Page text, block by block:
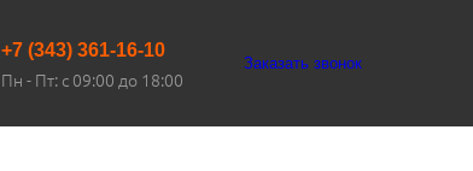
+7 (343) 361-16-10
Пн - Пт: с 09:00 до 18:00
Заказать звонок